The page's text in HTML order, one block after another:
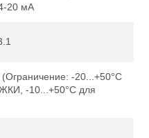
20 мА
-20...+50°С
-10...+50°С для